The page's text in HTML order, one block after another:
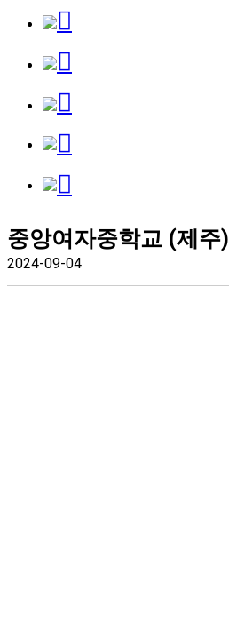
중앙여자중학교 (제주)
2024-09-04